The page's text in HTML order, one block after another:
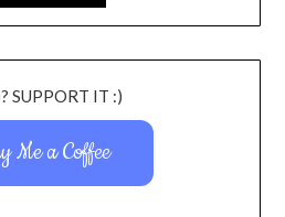
SUPPORT IT :)
Me a Coffee